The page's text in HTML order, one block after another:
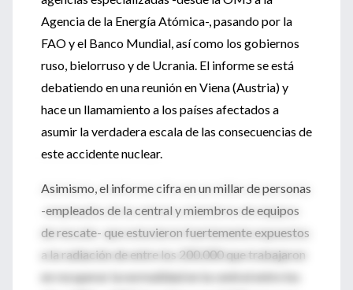
Agencia de la Energía Atómica-, pasando por la
FAO y el Banco Mundial, así como los gobiernos
ruso, bielorruso y de Ucrania. El informe se está
debatiendo en una reunión en Viena (Austria) y
hace un llamamiento a los países afectados a
asumir la verdadera escala de las consecuencias de
este accidente nuclear.
Asimismo, el informe cifra en un millar de personas
-empleados de la central y miembros de equipos
de rescate- que estuvieron fuertemente expuestos
a la radiación de entre los 200.000 que trabajaron
en recuperar la normalidad en la central entre los